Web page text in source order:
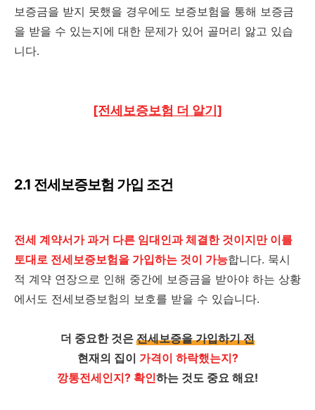
보증금을 받지 못했을 경우에도 보증보험을 통해 보증금
을 받을 수 있는지에 대한 문제가 있어 골머리 앓고 있습
니다.
[전세보증보험 더 알기]
2.1 전세보증보험 가입 조건
전세 계약서가 과거 다른 임대인과 체결한 것이지만 이를
토대로 전세보증보험을 가입하는 것이 가능합니다. 묵시
적 계약 연장으로 인해 중간에 보증금을 받아야 하는 상황
에서도 전세보증보험의 보호를 받을 수 있습니다.
더 중요한 것은 전세보증을 가입하기 전
현재의 집이 가격이 하락했는지?
깡통전세인지? 확인하는 것도 중요 해요!